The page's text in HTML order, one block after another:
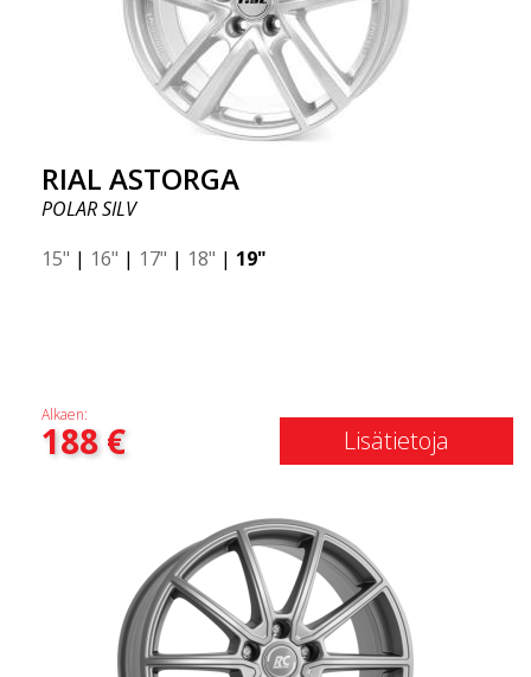
RIAL ASTORGA
POLAR SILV
15" | 16" | 17" | 18" | 19"
Alkaen:
188€ Lisätietoja